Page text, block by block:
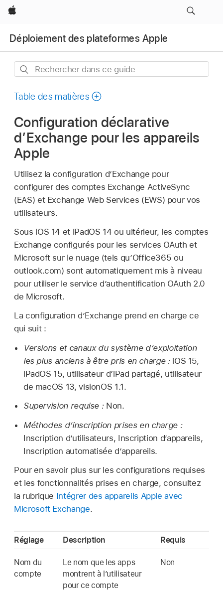
Apple
Déploiement des plateformes Apple
Rechercher
ce
Table des matières
Configuration déclarative
d’Exchange pour les appareils
Apple
Utilisez la configuration d’Exchange pour
configurer des comptes Exchange ActiveSync
(EAS) et Exchange Web Services (EWS) pour vos
utilisateurs.
Sous iOS 14 et iPadOS 14 ou ultérieur, les comptes
Exchange configurés pour les services OAuth et
Microsoft sur le nuage (tels qu’Office365 ou
outlook.com) sont automatiquement mis à niveau
pour utiliser le service d’authentification OAuth 2.0
de Microsoft.
La configuration d’Exchange prend en charge ce
qui suit :
Versions et canaux du système d’exploitation
les plus anciens à être pris en charge : iOS 15,
iPadOS 15, utilisateur d’iPad partagé, utilisateur
de macOS 13,visionOS 1.1.
Supervision requise :Non.
Méthodes d’inscription prises en charge :
Inscription d’utilisateurs, Inscription d’appareils,
Inscription automatisée d’appareils.
Pour en savoir plus sur les configurations requises
et les fonctionnalités prises en charge, consultez
la rubrique Intégrer des appareils Apple avec
Microsoft Exchange.
Réglage Description Requis
Nom du
compte
Le nom que les apps
montrent à l’utilisateur
pour ce compte
Non